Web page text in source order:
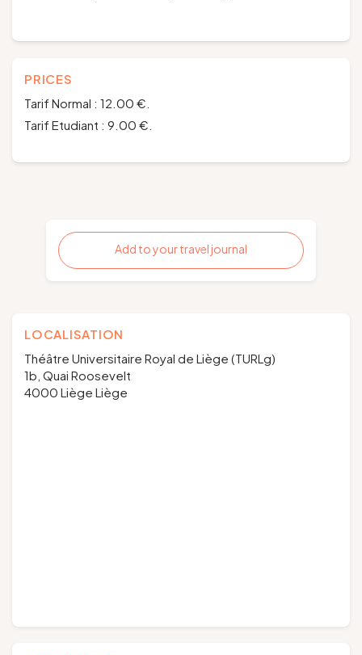
PRICES
Tarif Normal : 12.00 €.
Tarif Etudiant : 9.00 €.
Add to your travel journal
LOCALISATION
Théâtre Universitaire Royal de Liège (TURLg)
1b, Quai Roosevelt
4000 Liège Liège